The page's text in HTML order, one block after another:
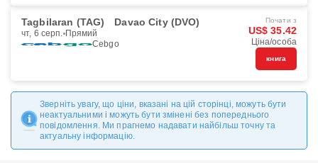
Tagbilaran (TAG) Davao City (DVO)
чт, 6 серп. Прямий
Cebgo
Почати з
US$ 35.42
Ціна/особа
книга
Зверніть увагу, що ціни, вказані на цій сторінці, можуть бути
неактуальними і можуть бути змінені без попереднього
повідомлення. Ми прагнемо надавати найбільш точну та
актуальну інформацію.